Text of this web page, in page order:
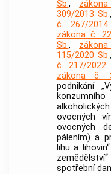
Sb.,
309/2013 Sb.,
č. 267/2014
zákona č.
Sb.,
115/2020 Sb.,
č. 217/2022
zákona č.
podnikání
ovocných
ovocných
pálením) a
lihu a
spotřební